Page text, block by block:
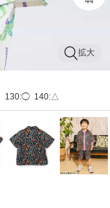
拡大
130:◯ 140:△